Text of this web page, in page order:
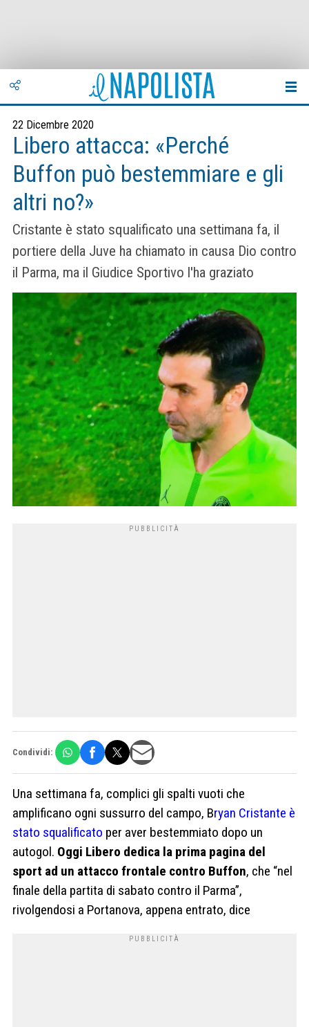
22 Dicembre 2020
Libero attacca: «Perché
Buffon può bestemmiare e gli
altri no?»
Cristante è stato squalificato una settimana fa, il
portiere della Juve ha chiamato in causa Dio contro
il Parma, ma il Giudice Sportivo l'ha graziato
Condividi:
Una settimana fa, complici gli spalti vuoti che
amplificano ogni sussurro del campo, Bryan Cristante è
stato squalificato per aver bestemmiato dopo un
autogol. Oggi Libero dedica la prima pagina del
sport ad un attacco frontale contro Buffon, che “nel
finale della partita di sabato contro il Parma”,
rivolgendosi a Portanova, appena entrato, dice